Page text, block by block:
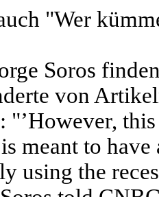
"Wer
Soros
von
"’However,
meant to
using the